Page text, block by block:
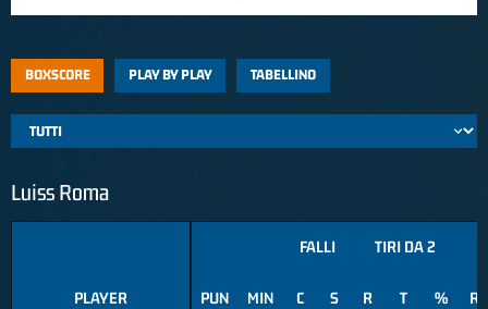
BOXSCORE PLAY BY PLAY TABELLINO
Luiss Roma
PLAYER
FALLI TIRI DA 2
PUN MIN C S R T % R